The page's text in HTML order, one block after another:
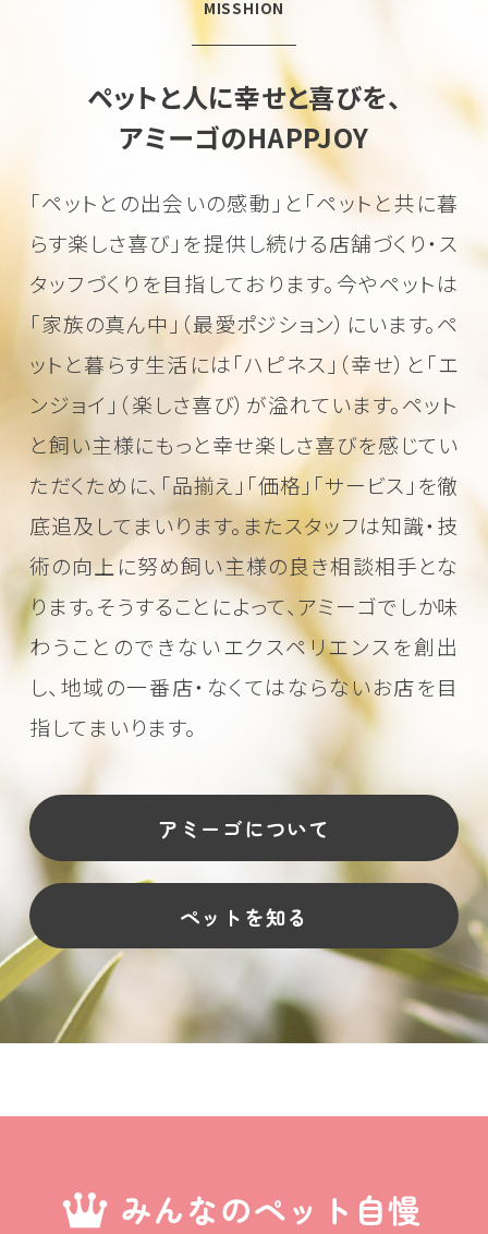
MISSHION
ペットと人に幸せと喜びを、
アミーゴのHAPPJOY
「ペットとの出会いの感動」と「ペットと共に暮
らす楽しさ喜び」を提供し続ける店舗づくり・ス
タッフづくりを目指しております。 今やペットは
「家族の真ん中」（最愛ポジション）にいます。ペ
ットと暮らす生活には「ハピネス」（幸せ）と「エ
ンジョイ」（楽しさ喜び）が溢れています。ペット
と飼い主様にもっと幸せ楽しさ喜びを感じてい
ただくために、 「品揃え」「価格」「サービス」を徹
底追及してまいります。またスタッフは知識・技
術の向上に努め飼い主様の良き相談相手とな
ります。そうすることによって、アミーゴでしか味
わうことのできないエクスペリエンスを創出
し、地域の一番店・なくてはならないお店を目
指してまいります。
アミーゴについて
ペットを知る
みんなのペット自慢